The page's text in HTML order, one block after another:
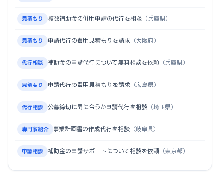
見積もり 複数補助金の併用申請の代行を相談 （兵庫県）
見積もり 申請代行の費用見積もりを請求 （大阪府）
代行相談 補助金の申請代行について無料相談を依頼 （兵庫県）
見積もり 申請代行の費用見積もりを請求 （広島県）
代行相談 公募締切に間に合うか申請代行を相談 （埼玉県）
専門家紹介 事業計画書の作成代行を相談 （岐阜県）
申請相談 補助金の申請サポートについて相談を依頼 （東京都）